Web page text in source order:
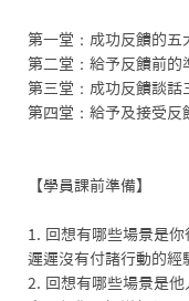
第一堂：成功反饋的五
第二堂：給予反饋前的
第三堂：成功反饋談話
第四堂：給予及接受反
【學員課前準備】
1. 回想有哪些場景是你
遲遲沒有付諸行動的經
2. 回想有哪些場景是